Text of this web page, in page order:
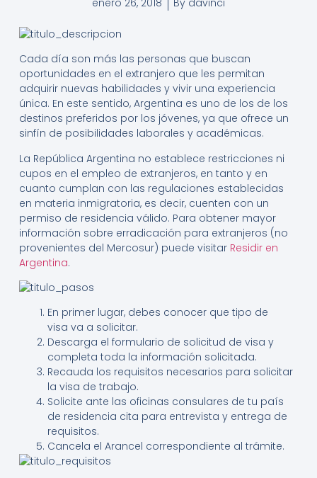
enero 26, 2018 By davinci
Cada día son más las personas que buscan
oportunidades en el extranjero que les permitan
adquirir nuevas habilidades y vivir una experiencia
única. En este sentido, Argentina es uno de los de los
destinos preferidos por los jóvenes, ya que ofrece un
sinfín de posibilidades laborales y académicas.
La República Argentina no establece restricciones ni
cupos en el empleo de extranjeros, en tanto y en
cuanto cumplan con las regulaciones establecidas
en materia inmigratoria, es decir, cuenten con un
permiso de residencia válido. Para obtener mayor
información sobre erradicación para extranjeros (no
provenientes del Mercosur) puede visitar Residir en
Argentina.
En primer lugar, debes conocer que tipo de
visa va a solicitar.
Descarga el formulario de solicitud de visa y
completa toda la información solicitada.
Recauda los requisitos necesarios para solicitar
la visa de trabajo.
Solicite ante las oficinas consulares de tu país
de residencia cita para entrevista y entrega de
requisitos.
Cancela el Arancel correspondiente al trámite.